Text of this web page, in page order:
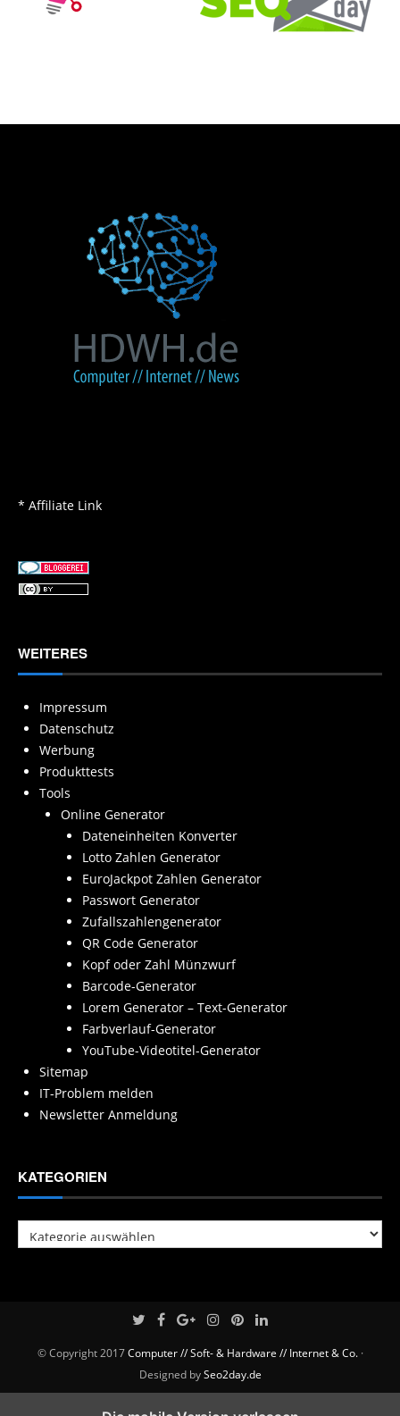
* Affiliate Link
WEITERES
Impressum
Datenschutz
Werbung
Produkttests
Tools
Online Generator
Dateneinheiten Konverter
Lotto Zahlen Generator
EuroJackpot Zahlen Generator
Passwort Generator
Zufallszahlengenerator
QR Code Generator
Kopf oder Zahl Münzwurf
Barcode-Generator
Lorem Generator – Text-Generator
Farbverlauf-Generator
YouTube-Videotitel-Generator
Sitemap
IT-Problem melden
Newsletter Anmeldung
KATEGORIEN
Kategorien
© Copyright 2017Computer // Soft- & Hardware // Internet & Co.·
Designed bySeo2day.de